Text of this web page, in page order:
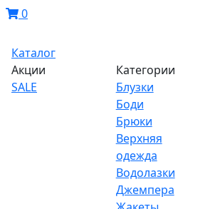
0
Каталог
Акции
SALE
Категории
Блузки
Боди
Брюки
Верхняя
одежда
Водолазки
Джемпера